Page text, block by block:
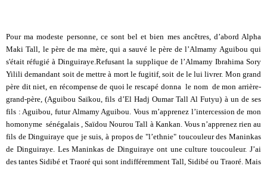
Pour ma modeste personne, ce sont bel et bien mes ancêtres, d’abord Alpha
Maki Tall, le père de ma mère, qui a sauvé le père de l’Almamy Aguibou qui
s'était réfugié à Dinguiraye.Refusant la supplique de l’Almamy Ibrahima Sory
Yilili demandant soit de mettre à mort le fugitif, soit de le lui livrer. Mon grand
père dit niet, en récompense de quoi le rescapé donna le nom de mon arrière-
grand-père, (Aguibou Saïkou, fils d’El Hadj Oumar Tall Al Futyu) à un de ses
fils : Aguibou, futur Almamy Aguibou. Vous m’apprenez l’intercession de mon
homonyme sénégalais , Saïdou Nourou Tall à Kankan. Vous n’apprenez rien au
fils de Dinguiraye que je suis, à propos de "l’ethnie" toucouleur des Maninkas
de Dinguiraye. Les Maninkas de Dinguiraye ont une culture toucouleur. J’ai
des tantes Sidibé et Traoré qui sont indifféremment Tall, Sidibé ou Traoré. Mais